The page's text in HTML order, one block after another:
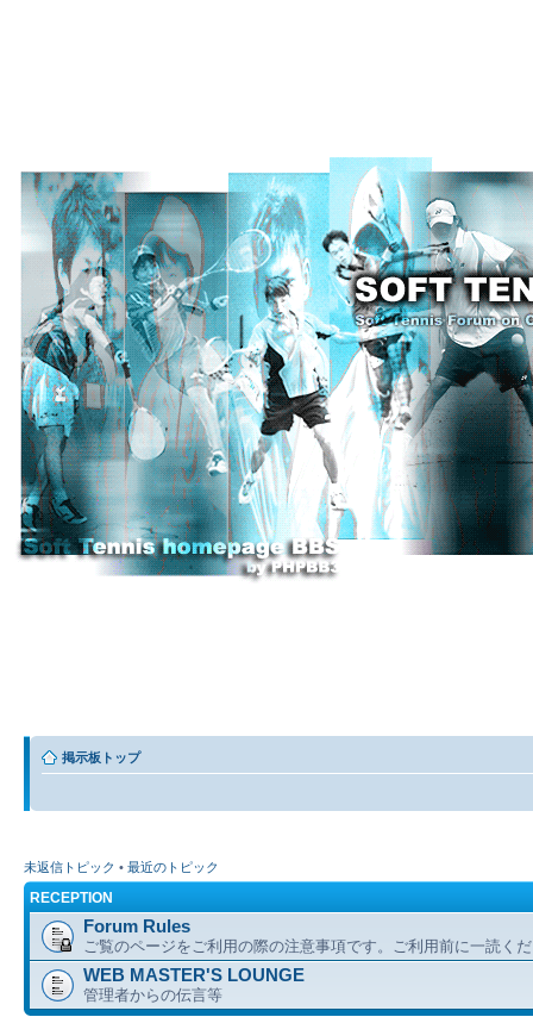
掲示板トップ
未返信トピック • 最近のトピック
RECEPTION
Forum Rules
ご覧のページをご利用の際の注意事項です。ご利用前に一読く
WEB MASTER'S LOUNGE
管理者からの伝言等